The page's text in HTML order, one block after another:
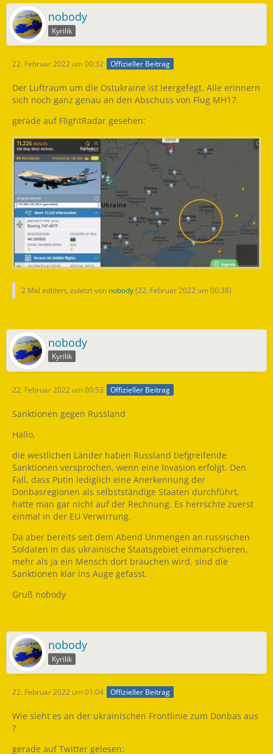
nobody
Kyrilik
22. Februar 2022 um 00:32 Offizieller Beitrag
Der Luftraum um die Ostukraine ist leergefegt. Alle erinnern
sich noch ganz genau an den Abschuss von Flug MH17.
gerade auf FlightRadar gesehen:
2 Mal editiert, zuletzt von nobody(22. Februar 2022 um 00:38)
nobody
Kyrilik
22. Februar 2022 um 00:53 Offizieller Beitrag
Sanktionen gegen Russland
Hallo,
die westlichen Länder haben Russland tiefgreifende
Sanktionen versprochen, wenn eine Invasion erfolgt. Den
Fall, dass Putin lediglich eine Anerkennung der
Donbasregionen als selbstständige Staaten durchführt,
hatte man gar nicht auf der Rechnung. Es herrschte zuerst
einmal in der EU Verwirrung.
Da aber bereits seit dem Abend Unmengen an russischen
Soldaten in das ukrainische Staatsgebiet einmarschieren,
mehr als ja ein Mensch dort brauchen wird, sind die
Sanktionen klar ins Auge gefasst.
Gruß nobody
nobody
Kyrilik
22. Februar 2022 um 01:04 Offizieller Beitrag
Wie sieht es an der ukrainischen Frontlinie zum Donbas aus
?
gerade auf Twitter gelesen: